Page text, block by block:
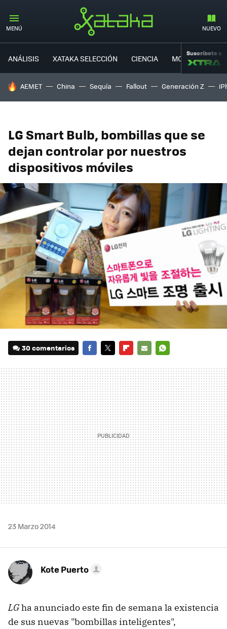
MENÚ NUEVO
ANÁLISIS XATAKA SELECCIÓN CIENCIA MOVILIDAD
Suscríbete a
HOY SE HABLA DE
AEMET China Sequía Fallout Generación Z
LG Smart Bulb, bombillas que se
dejan controlar por nuestros
dispositivos móviles
30 comentarios
MAIL
23 Marzo 2014
Kote Puerto
LGha anunciado este fin de semana la existencia
de sus nuevas "bombillas inteligentes",